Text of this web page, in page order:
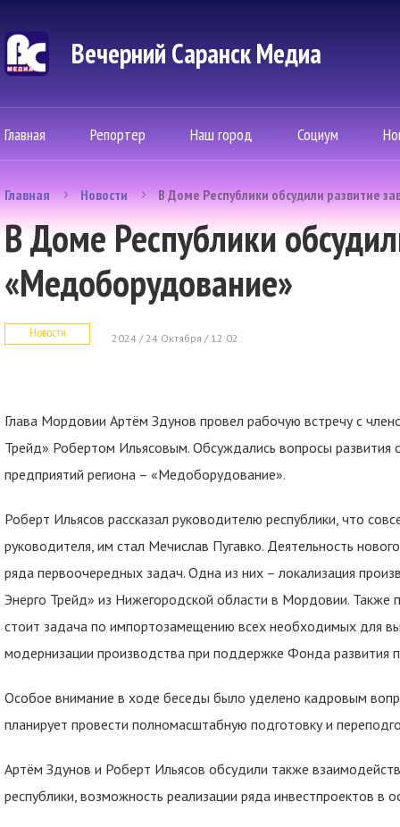
Вечерний Саранск Mедиа
Главная Репортер Наш город Социум
Главная Новости В Доме Республики обсудили развитие
В Доме Республики
«Медоборудование»
Новости 2024 / 24 Октября / 12:02
Глава Мордовии Артём Здунов провел рабочую встречу с
Трейд» Робертом Ильясовым. Обсуждались вопросы
предприятий региона – «Медоборудование».
Роберт Ильясов рассказал руководителю республики, что
руководителя, им стал Мечислав Пугавко. Деятельность
ряда первоочередных задач. Одна из них – локализация
Энерго Трейд» из Нижегородской области в Мордовии.
стоит задача по импортозамещению всех необходимых для
модернизации производства при поддержке Фонда
Особое внимание в ходе беседы было уделено кадровым
планирует провести полномасштабную подготовку и
Артём Здунов и Роберт Ильясов обсудили также
республики, возможность реализации ряда инвестпроектов в